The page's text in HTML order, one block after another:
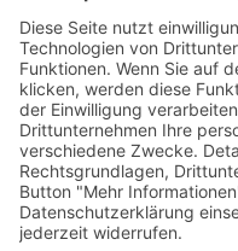
Bavaria Fernreisen
Berge & Meer
Gebeco
Hauser exkursionen
Meiers Weltreisen
Nicko Cruises
SKR
Studiosus